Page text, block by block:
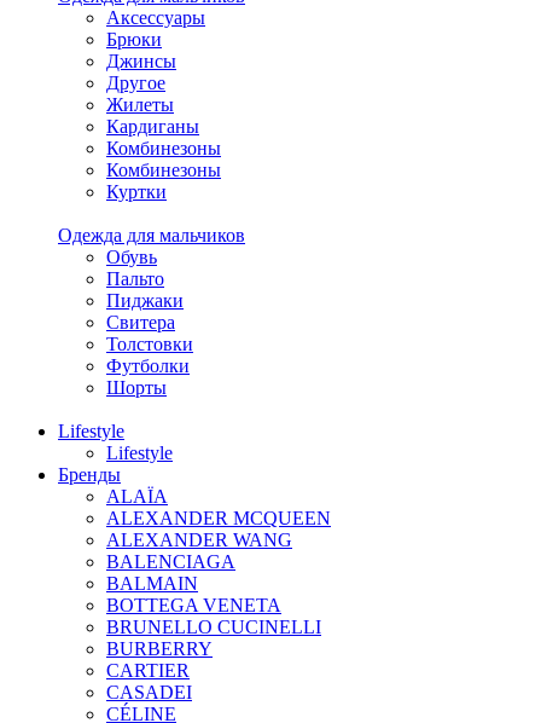
Аксессуары
Брюки
Джинсы
Другое
Жилеты
Кардиганы
Комбинезоны
Комбинезоны
Куртки
Одежда для мальчиков
Обувь
Пальто
Пиджаки
Свитера
Толстовки
Футболки
Шорты
Lifestyle
Lifestyle
Бренды
ALAÏA
ALEXANDER MCQUEEN
ALEXANDER WANG
BALENCIAGA
BALMAIN
BOTTEGA VENETA
BRUNELLO CUCINELLI
BURBERRY
CARTIER
CASADEI
CÉLINE